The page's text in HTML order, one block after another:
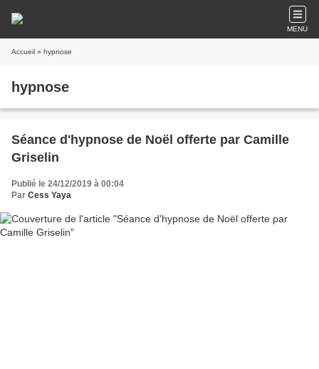
MENU
Accueil » hypnose
hypnose
Séance d'hypnose de Noël offerte par Camille
Griselin
Publié le 24/12/2019 à 00:04
Par Cess Yaya